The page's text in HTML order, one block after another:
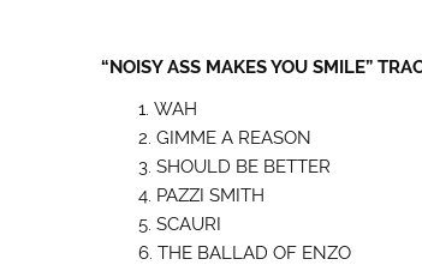
“NOISY ASS MAKES YOU SMILE”
WAH
GIMME A REASON
SHOULD BE BETTER
PAZZI SMITH
SCAURI
THE BALLAD OF ENZO